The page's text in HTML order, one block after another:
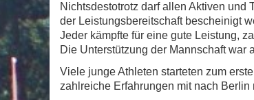
Nichtsdestotrotz darf allen Aktiven und
der Leistungsbereitschaft bescheinigt
Jeder kämpfte für eine gute Leistung,
Die Unterstützung der Mannschaft war
Viele junge Athleten starteten zum
zahlreiche Erfahrungen mit nach Berlin